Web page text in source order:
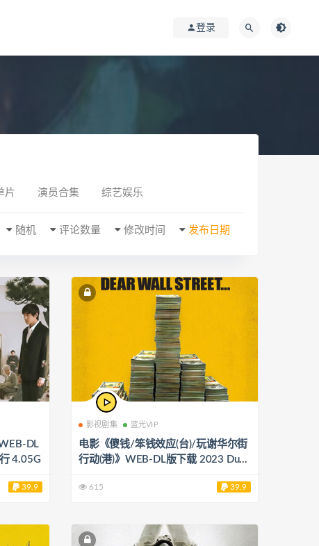
登录
片 演员合集 综艺娱乐
发布日期
修改时间
评论数量
随机
DL
4.05G
39.9
影视剧集 蓝光VIP
电影《傻钱/笨钱效应(台)/玩谢华尔街
行动(港)》WEB-DL版下载 2023 Dum
615 39.9